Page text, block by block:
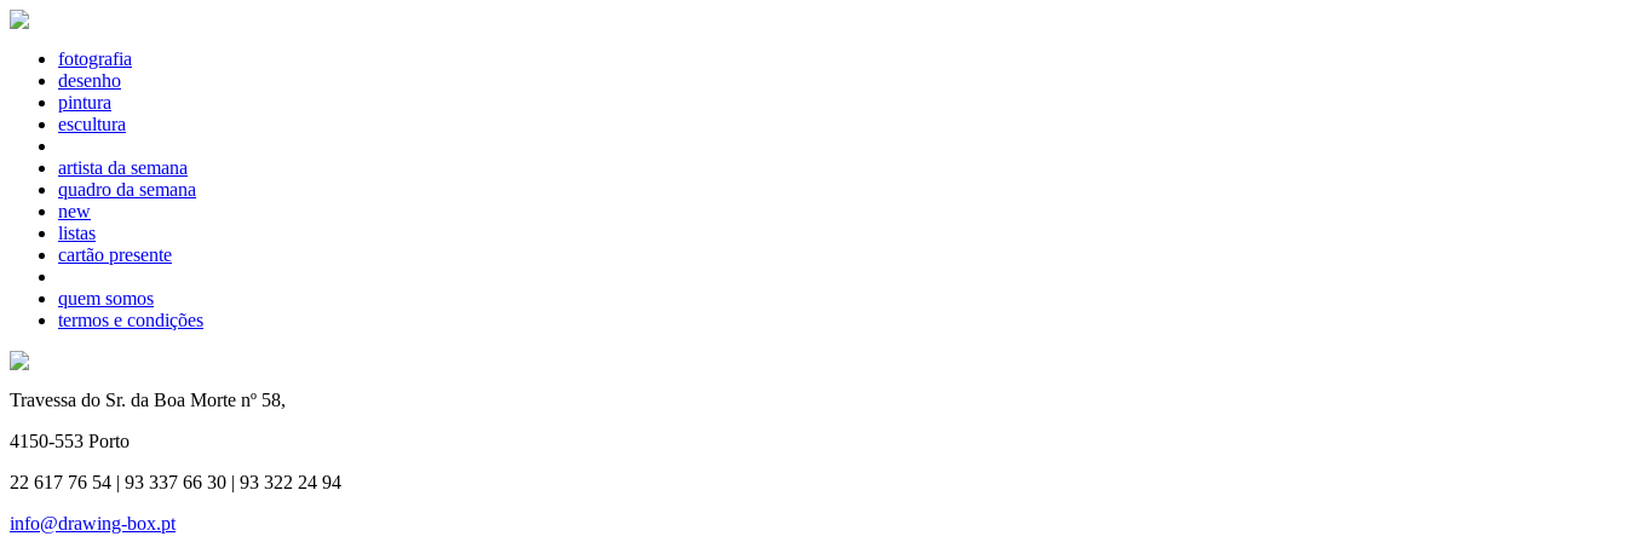
fotografia
desenho
pintura
escultura
artista da semana
quadro da semana
new
listas
cartão presente
quem somos
termos e condições
Travessa do Sr. da Boa Morte nº 58,
4150-553 Porto
22 617 76 54 | 93 337 66 30 | 93 322 24 94
info@drawing-box.pt